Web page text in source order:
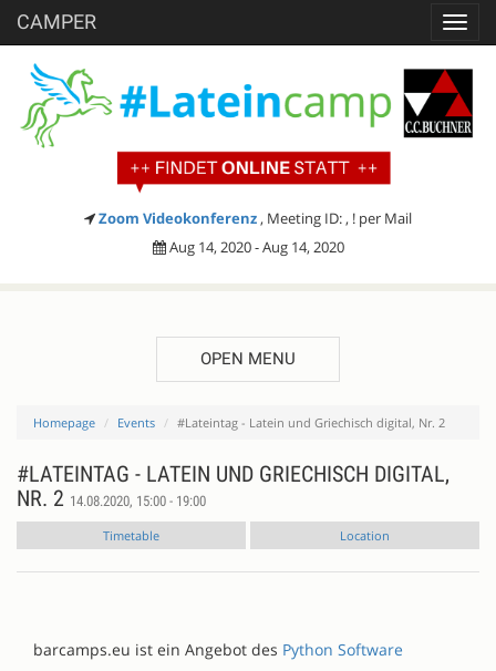
CAMPER
Zoom Videokonferenz , Meeting ID: , ! per Mail
Aug 14, 2020 - Aug 14, 2020
OPEN MENU
Homepage Events #Lateintag - Latein und Griechisch digital, Nr. 2
#LATEINTAG - LATEIN UND GRIECHISCH DIGITAL,
NR. 2 14.08.2020, 15:00 - 19:00
Timetable Location
barcamps.eu ist ein Angebot des Python Software